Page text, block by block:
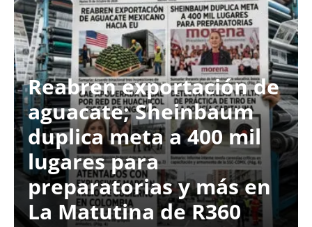
Reabren exportación de
aguacate; Sheinbaum
duplica meta a 400 mil
lugares para
preparatorias y más en
La Matutina de R360